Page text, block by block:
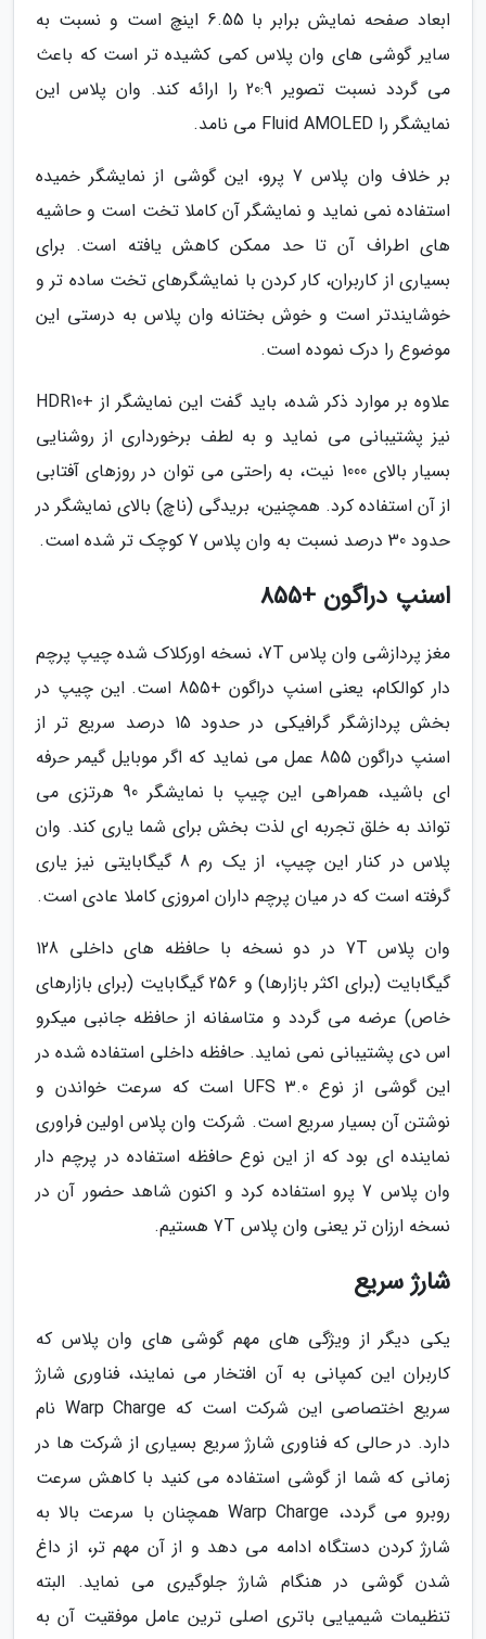
ابعاد صفحه نمایش برابر با 6.55 اینچ است و نسبت به
سایر گوشی های وان پلاس کمی کشیده تر است که باعث
می گردد نسبت تصویر 20:9 را ارائه کند. وان پلاس این
نمایشگر را Fluid AMOLED می نامد.
بر خلاف وان پلاس 7 پرو، این گوشی از نمایشگر خمیده
استفاده نمی نماید و نمایشگر آن کاملا تخت است و حاشیه
های اطراف آن تا حد ممکن کاهش یافته است. برای
بسیاری از کاربران، کار کردن با نمایشگرهای تخت ساده تر و
خوشایندتر است و خوش بختانه وان پلاس به درستی این
موضوع را درک نموده است.
علاوه بر موارد ذکر شده، باید گفت این نمایشگر از +HDR10
نیز پشتیبانی می نماید و به لطف برخورداری از روشنایی
بسیار بالای 1000 نیت، به راحتی می توان در روزهای آفتابی
از آن استفاده کرد. همچنین، بریدگی (ناچ) بالای نمایشگر در
حدود 30 درصد نسبت به وان پلاس 7 کوچک تر شده است.
اسنپ دراگون +855
مغز پردازشی وان پلاس 7T، نسخه اورکلاک شده چیپ پرچم
دار کوالکام، یعنی اسنپ دراگون +855 است. این چیپ در
بخش پردازشگر گرافیکی در حدود 15 درصد سریع تر از
اسنپ دراگون 855 عمل می نماید که اگر موبایل گیمر حرفه
ای باشید، همراهی این چیپ با نمایشگر 90 هرتزی می
تواند به خلق تجربه ای لذت بخش برای شما یاری کند. وان
پلاس در کنار این چیپ، از یک رم 8 گیگابایتی نیز یاری
گرفته است که در میان پرچم داران امروزی کاملا عادی است.
وان پلاس 7T در دو نسخه با حافظه های داخلی 128
گیگابایت (برای اکثر بازارها) و 256 گیگابایت (برای بازارهای
خاص) عرضه می گردد و متاسفانه از حافظه جانبی میکرو
اس دی پشتیبانی نمی نماید. حافظه داخلی استفاده شده در
این گوشی از نوع UFS 3.0 است که سرعت خواندن و
نوشتن آن بسیار سریع است. شرکت وان پلاس اولین فراوری
نماینده ای بود که از این نوع حافظه استفاده در پرچم دار
وان پلاس 7 پرو استفاده کرد و اکنون شاهد حضور آن در
نسخه ارزان تر یعنی وان پلاس 7T هستیم.
شارژ سریع
یکی دیگر از ویژگی های مهم گوشی های وان پلاس که
کاربران این کمپانی به آن افتخار می نمایند، فناوری شارژ
سریع اختصاصی این شرکت است که Warp Charge نام
دارد. در حالی که فناوری شارژ سریع بسیاری از شرکت ها در
زمانی که شما از گوشی استفاده می کنید با کاهش سرعت
روبرو می گردد، Warp Charge همچنان با سرعت بالا به
شارژ کردن دستگاه ادامه می دهد و از آن مهم تر، از داغ
شدن گوشی در هنگام شارژ جلوگیری می نماید. البته
تنظیمات شیمیایی باتری اصلی ترین عامل موفقیت آن به